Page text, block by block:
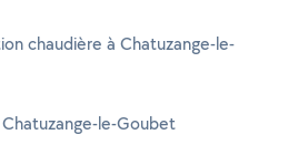
chaudière à Chatuzange-le-
le-Goubet